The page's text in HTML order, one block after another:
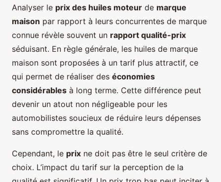
Analyser le prix des huiles moteur de marque
maison par rapport à leurs concurrentes de marque
connue révèle souvent un rapport qualité-prix
séduisant. En règle générale, les huiles de marque
maison sont proposées à un tarif plus attractif, ce
qui permet de réaliser des économies
considérables à long terme. Cette différence peut
devenir un atout non négligeable pour les
automobilistes soucieux de réduire leurs dépenses
sans compromettre la qualité.
Cependant, le prix ne doit pas être le seul critère de
choix. L’impact du tarif sur la perception de la